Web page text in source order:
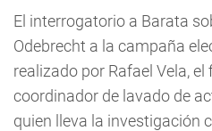
El interrogatorio a Barata
Odebrecht a la campaña
realizado por Rafael Vela,
coordinador de lavado de
quien lleva la investigación